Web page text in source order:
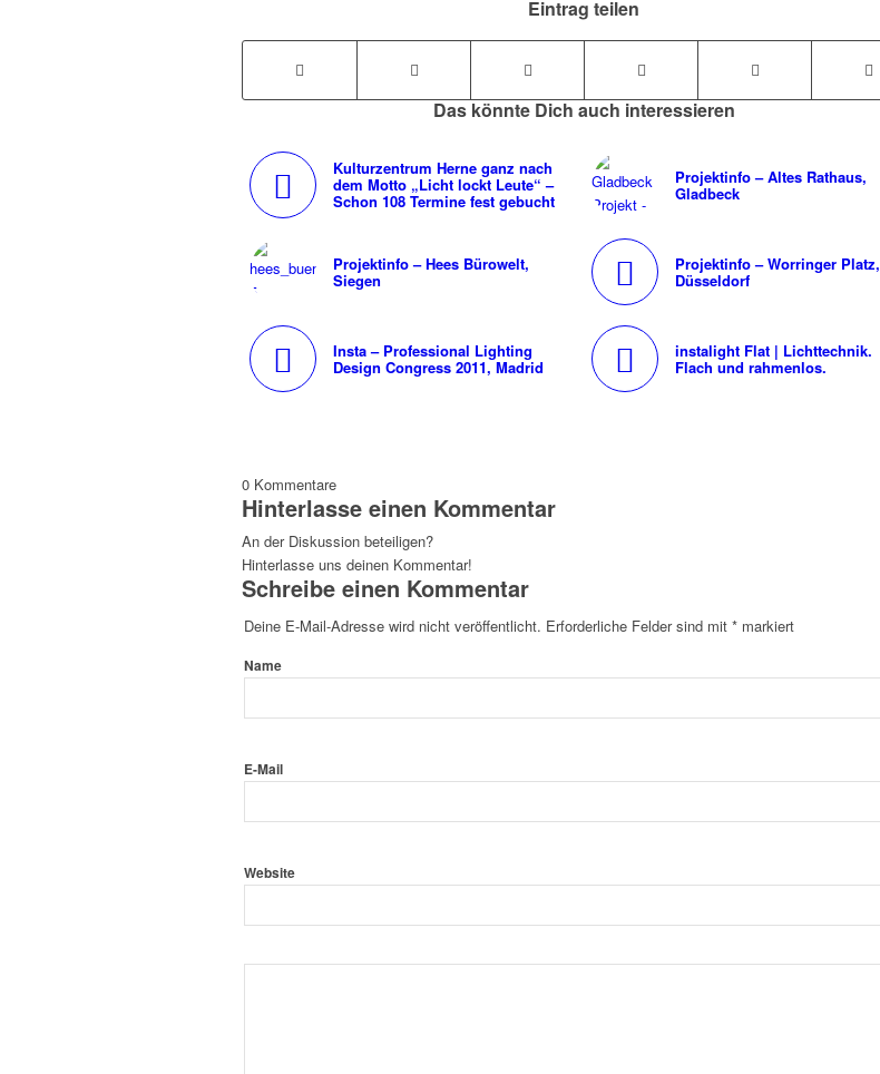
Eintrag teilen
Das könnte Dich auch interessieren
Kulturzentrum Herne ganz nach
dem Motto „Licht lockt Leute“ –
Schon 108 Termine fest gebucht
Projektinfo – Altes Rathaus,
Gladbeck
Projektinfo – Hees Bürowelt,
Siegen
Projektinfo – Worringer Platz,
Düsseldorf
Insta – Professional Lighting
Design Congress 2011, Madrid
instalight Flat | Lichttechnik.
Flach und rahmenlos.
0 Kommentare
Hinterlasse einen Kommentar
An der Diskussion beteiligen?
Hinterlasse uns deinen Kommentar!
Schreibe einen Kommentar
Deine E-Mail-Adresse wird nicht veröffentlicht. Erforderliche Felder sind mit * markiert
Name
E-Mail
Website